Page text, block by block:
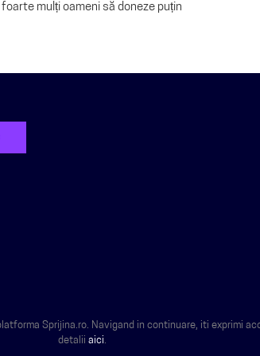
mulți oameni să doneze puțin
Sprijina.ro. Navigand in continuare, iti exprimi
detalii aici.